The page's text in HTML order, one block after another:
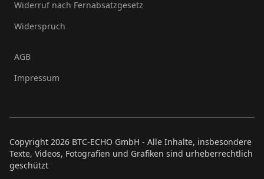
Widerruf nach Fernabsatzgesetz
Widerspruch
AGB
Impressum
Copyright 2026 BTC-ECHO GmbH - Alle Inhalte, insbesondere
Texte, Videos, Fotografien und Grafiken sind urheberrechtlich
geschützt